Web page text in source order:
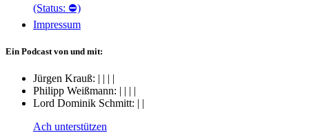
(Status: ⛔)
Impressum
Ein Podcast von und mit:
Jürgen Krauß: | | | |
Philipp Weißmann: | | | |
Lord Dominik Schmitt: | |
Ach unterstützen